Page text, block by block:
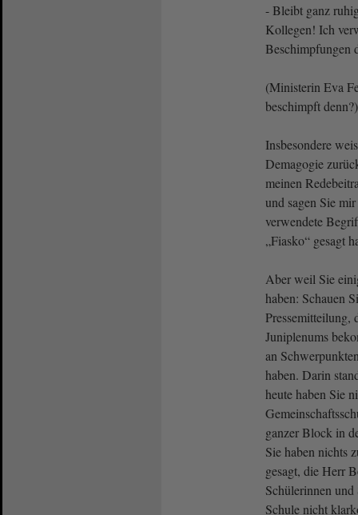
- Bleibt ganz
Kollegen! Ich
Beschimpfungen
(Ministerin Eva
beschimpft denn?)
Insbesondere
Demagogie
meinen
und sagen Sie
verwendete
„Fiasko“ gesagt
Aber weil Sie
haben: Schauen
Pressemitteilung,
Juniplenums
an
haben. Darin
heute haben Sie
ganzer Block in
Sie haben nichts
gesagt, die Herr
Schülerinnen
Schule nicht